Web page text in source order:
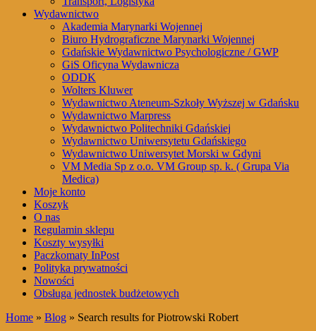
Wydawnictwo
Akademia Marynarki Wojennej
Biuro Hydrograficzne Marynarki Wojennej
Gdańskie Wydawnictwo Psychologiczne / GWP
GiS Oficyna Wydawnicza
ODDK
Wolters Kluwer
Wydawnictwo Ateneum-Szkoły Wyższej w Gdańsku
Wydawnictwo Marpress
Wydawnictwo Politechniki Gdańskiej
Wydawnictwo Uniwersytetu Gdańskiego
Wydawnictwo Uniwersytet Morski w Gdyni
VM Media Sp z o.o. VM Group sp. k. ( Grupa Via
Medica)
Moje konto
Koszyk
O nas
Regulamin sklepu
Koszty wysyłki
Paczkomaty InPost
Polityka prywatności
Nowości
Obsługa jednostek budżetowych
Home » Blog » Search results for Piotrowski Robert